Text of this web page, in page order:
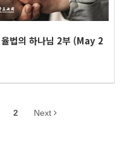
법의 하나님 2부 (May 2
2 Next